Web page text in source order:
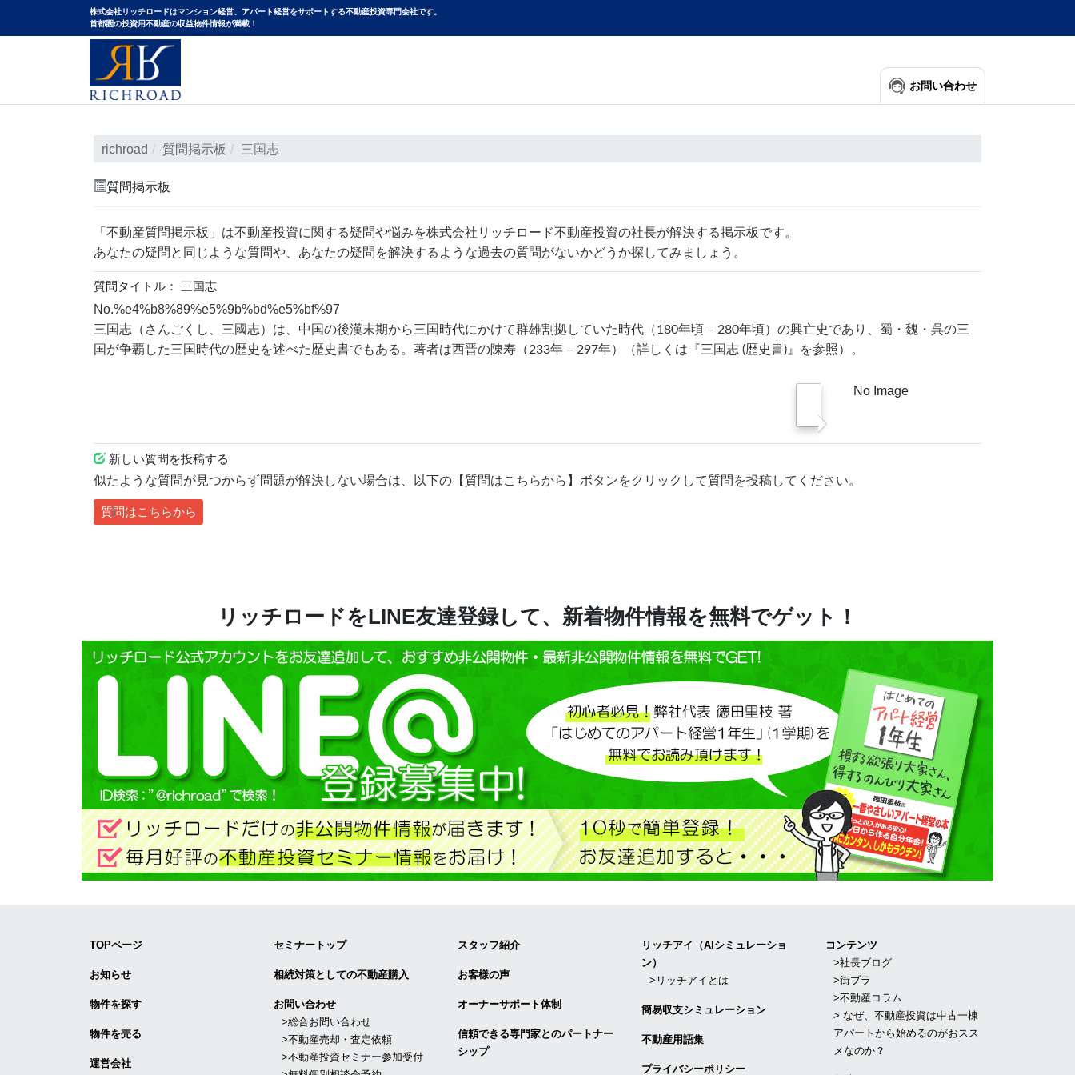
株式会社リッチロードはマンション経営、アパート経営をサポートする不動産投資専⾨会社です。
⾸都圏の投資⽤不動産の収益物件情報が満載！
お問い合わせ
richroad 質問掲示板 三国志
質問掲示板
「不動産質問掲示板」は不動産投資に関する疑問や悩みを株式会社リッチロード不動産投資の社長が解決する掲示板です。
あなたの疑問と同じような質問や、あなたの疑問を解決するような過去の質問がないかどうか探してみましょう。
質問タイトル： 三国志
No.%e4%b8%89%e5%9b%bd%e5%bf%97
三国志（さんごくし、三國志）は、中国の後漢末期から三国時代にかけて群雄割拠していた時代（180年頃 – 280年頃）の興亡史であり、蜀・魏・呉の三
国が争覇した三国時代の歴史を述べた歴史書でもある。著者は西晋の陳寿（233年 – 297年）（詳しくは『三国志 (歴史書)』を参照）。
No Image
新しい質問を投稿する
似たような質問が見つからず問題が解決しない場合は、以下の【質問はこちらから】ボタンをクリックして質問を投稿してください。
質問はこちらから
リッチロードをLINE友達登録して、新着物件情報を無料でゲット！
TOPページ
お知らせ
物件を探す
物件を売る
運営会社
セミナートップ
相続対策としての不動産購入
お問い合わせ
>総合お問い合わせ
>不動産売却・査定依頼
>不動産投資セミナー参加受付
スタッフ紹介
お客様の声
オーナーサポート体制
信頼できる専⾨家とのパートナー
シップ
リッチアイ（AIシミュレーショ
ン）
>リッチアイとは
簡易収支シミュレーション
不動産用語集
プライバシーポリシー
コンテンツ
>社長ブログ
>街ブラ
>不動産コラム
> なぜ、不動産投資は中古一棟
アパートから始めるのがおスス
メなのか？